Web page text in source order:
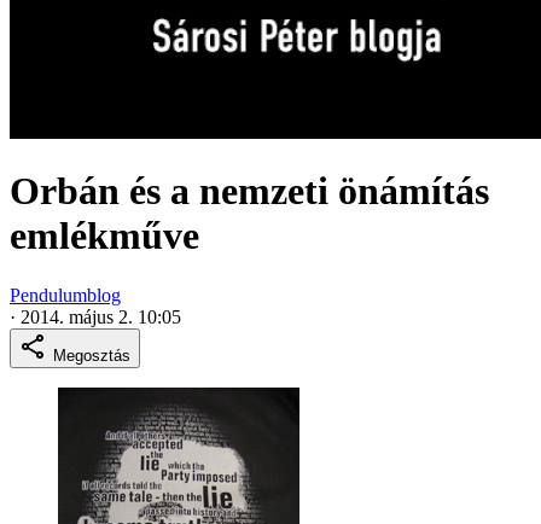
Orbán és a nemzeti önámítás
emlékműve
Pendulumblog
· 2014. május 2. 10:05
Megosztás